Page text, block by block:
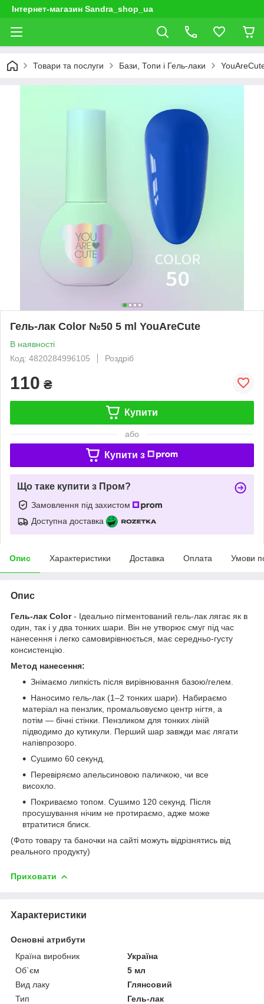
Інтернет-магазин Sandra_shop_ua
Товари та послуги Бази, Топи і Гель-лаки
Гель-лак Color №50 5 ml YouAreCute
В наявності
Код: 4820284996105
Роздріб
110 ₴
Купити
або
Купити з
Що таке купити з Пром?
Замовлення під захистом
Доступна доставка
Опис Характеристики Доставка Оплата Умови
Опис
Гель-лак Color- Ідеально пігментований гель-лак лягає як в
один, так і у два тонких шари. Він не утворює смуг під час
нанесення і легко самовирівнюється, має середньо-густу
консистенцію.
Метод нанесення:
Знімаємо липкість після вирівнювання базою/гелем.
Наносимо гель-лак (1–2 тонких шари). Набираємо
матеріал на пензлик, промальовуємо центр нігтя, а
потім — бічні стінки. Пензликом для тонких ліній
підводимо до кутикули. Перший шар завжди має лягати
напівпрозоро.
Сушимо 60 секунд.
Перевіряємо апельсиновою паличкою, чи все
висохло.
Покриваємо топом. Сушимо 120 секунд. Після
просушування нічим не протираємо, адже може
втратитися блиск.
(Фото товару та баночки на сайті можуть відрізнятись від
реального продукту)
Приховати
Характеристики
Основні атрибути
Країна виробник
Україна
Об`єм
5 мл
Вид лаку
Глянсовий
Тип
Гель-лак